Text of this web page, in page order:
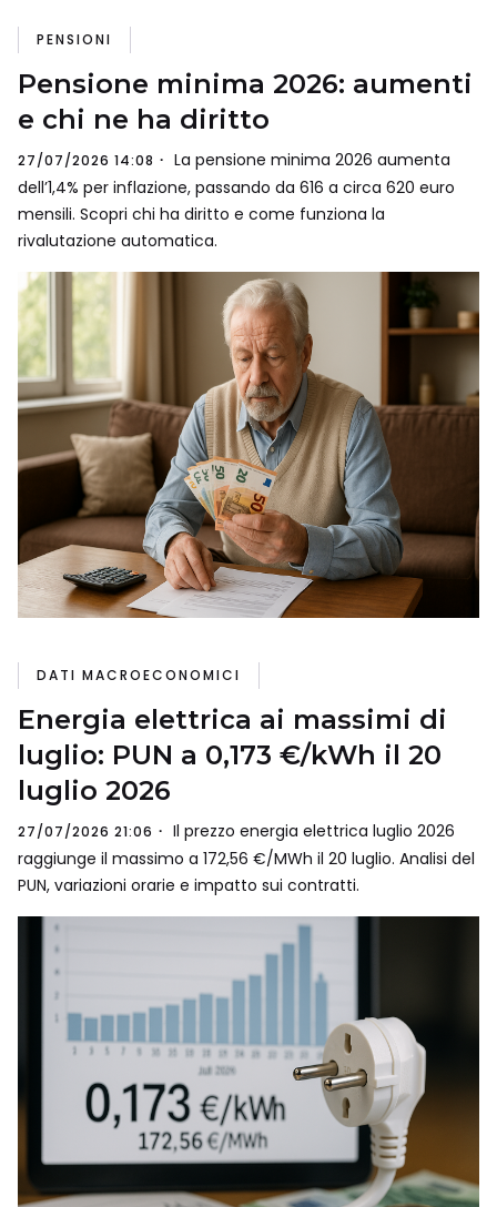
PENSIONI
Pensione minima 2026: aumenti
e chi ne ha diritto
27/07/2026 14:08
La pensione minima 2026 aumenta
dell’1,4% per inflazione, passando da 616 a circa 620 euro
mensili. Scopri chi ha diritto e come funziona la
rivalutazione automatica.
DATI MACROECONOMICI
Energia elettrica ai massimi di
luglio: PUN a 0,173 €/kWh il 20
luglio 2026
27/07/2026 21:06
Il prezzo energia elettrica luglio 2026
raggiunge il massimo a 172,56 €/MWh il 20 luglio. Analisi del
PUN, variazioni orarie e impatto sui contratti.